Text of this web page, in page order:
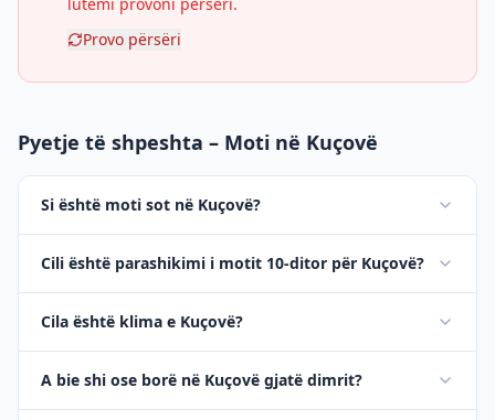
Provo përsëri
Pyetje të shpeshta – Moti në Kuçovë
Si është moti sot në Kuçovë?
Cili është parashikimi i motit 10-ditor për Kuçovë?
Cila është klima e Kuçovë?
A bie shi ose borë në Kuçovë gjatë dimrit?